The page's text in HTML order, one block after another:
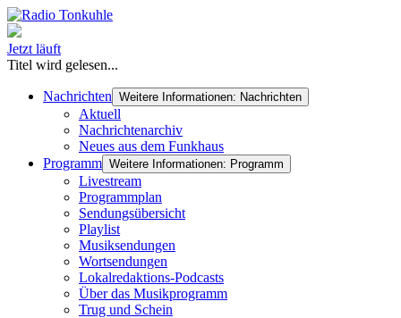
Jetzt läuft
Titel wird gelesen...
Nachrichten Weitere Informationen: Nachrichten
Aktuell
Nachrichtenarchiv
Neues aus dem Funkhaus
Programm Weitere Informationen: Programm
Livestream
Programmplan
Sendungsübersicht
Playlist
Musiksendungen
Wortsendungen
Lokalredaktions-Podcasts
Über das Musikprogramm
Trug und Schein